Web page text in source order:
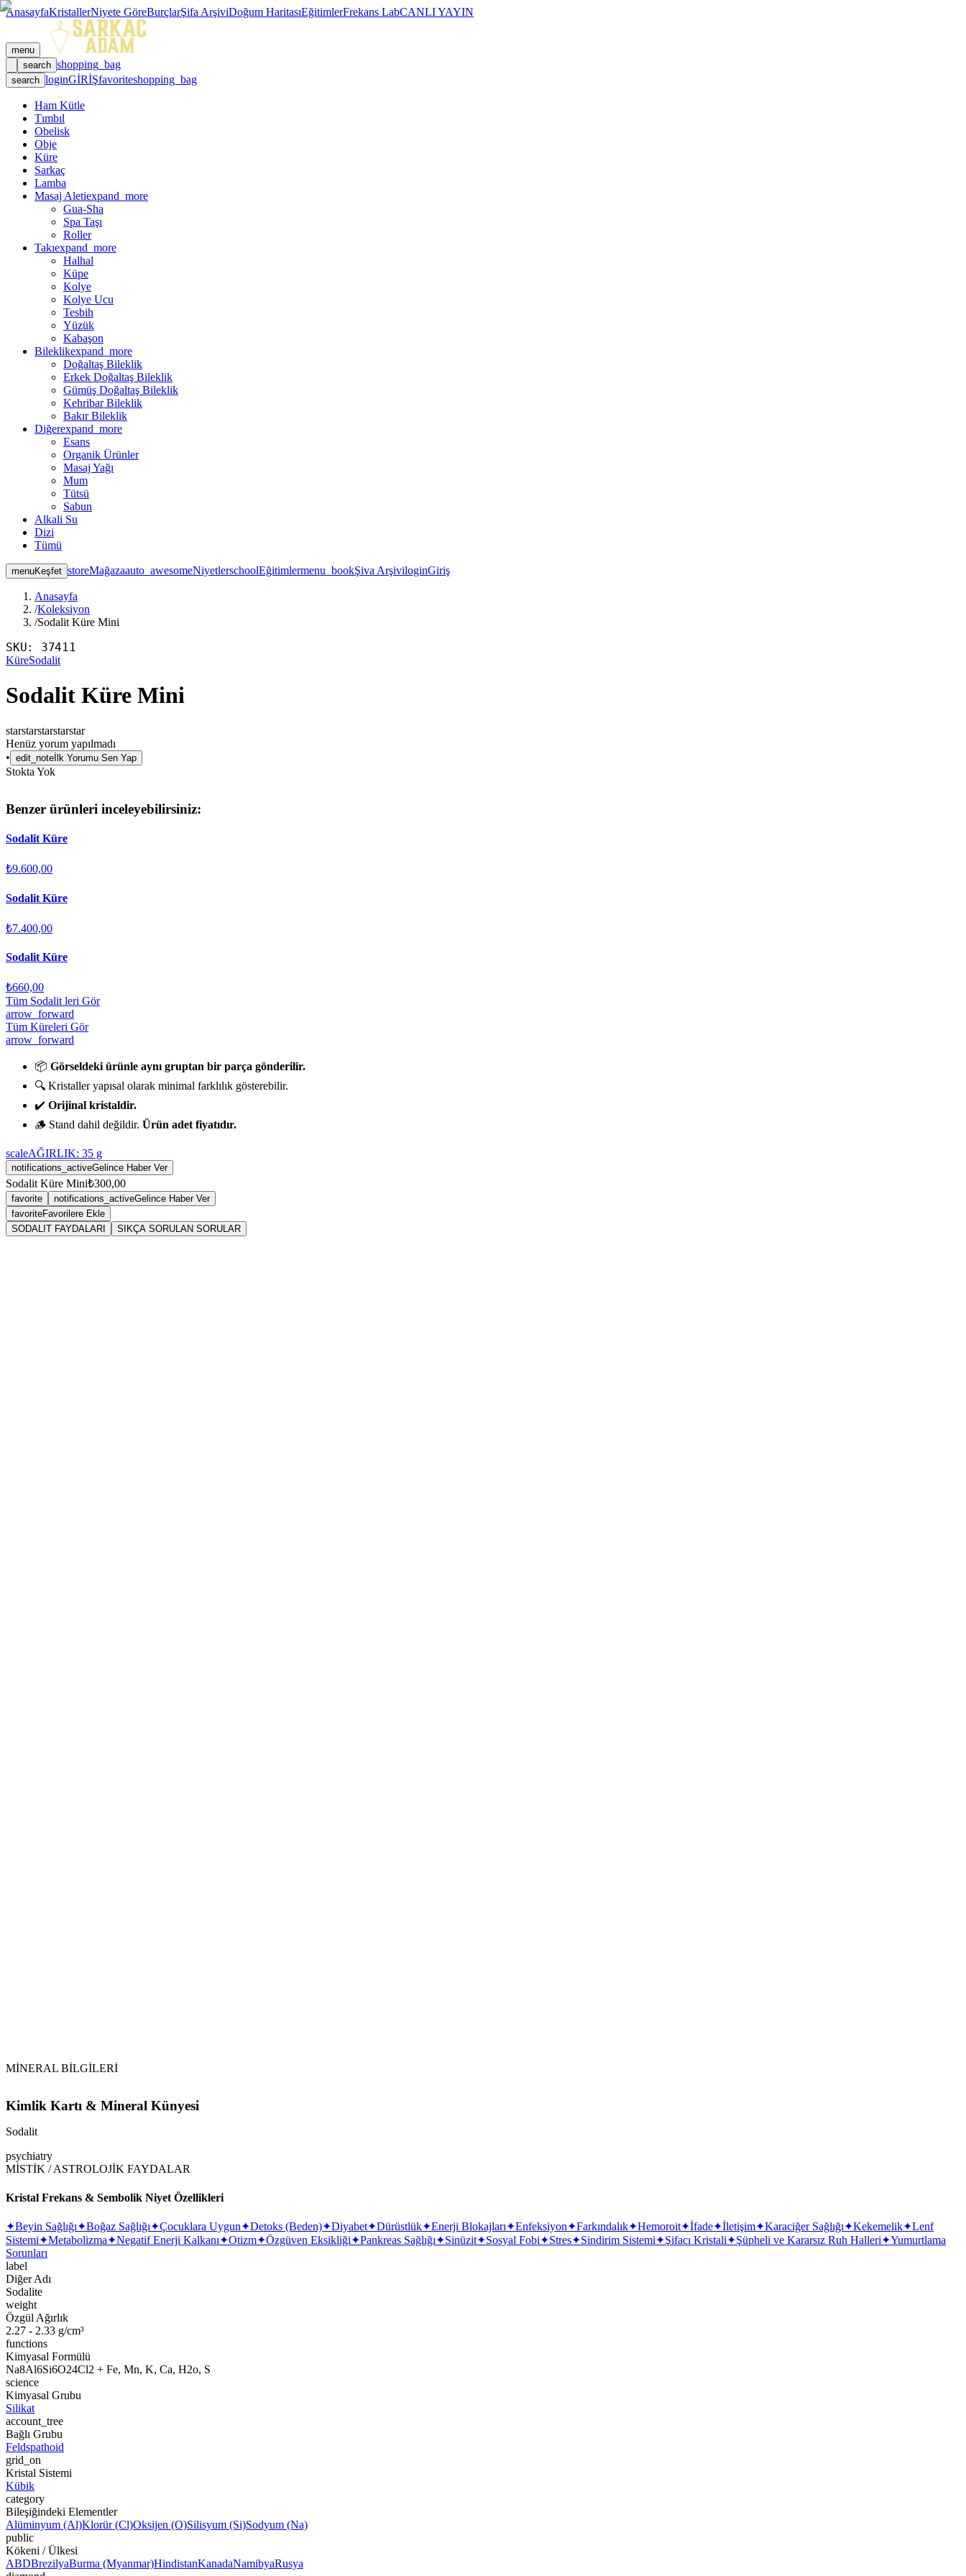
AnasayfaKristallerNiyete GöreBurçlarŞifa ArşiviDoğum HaritasıEğitimlerFrekans LabCANLI YAYIN
menu
search shopping_bag
search loginGİRİŞfavoriteshopping_bag
Ham Kütle
Tımbıl
Obelisk
Obje
Küre
Sarkaç
Lamba
Masaj Aletiexpand_more
Gua-Sha
Spa Taşı
Roller
Takıexpand_more
Halhal
Küpe
Kolye
Kolye Ucu
Tesbih
Yüzük
Kabaşon
Bileklikexpand_more
Doğaltaş Bileklik
Erkek Doğaltaş Bileklik
Gümüş Doğaltaş Bileklik
Kehribar Bileklik
Bakır Bileklik
Diğerexpand_more
Esans
Organik Ürünler
Masaj Yağı
Mum
Tütsü
Sabun
Alkali Su
Dizi
Tümü
menuKeşfet storeMağazaauto_awesomeNiyetlerschoolEğitimlermenu_bookŞiva ArşiviloginGiriş
Anasayfa
/Koleksiyon
/Sodalit Küre Mini
SKU: 37411
KüreSodalit
Sodalit Küre Mini
starstarstarstarstar
Henüz yorum yapılmadı
• edit_note İlk Yorumu Sen Yap
Stokta Yok
Benzer ürünleri inceleyebilirsiniz:
Sodalit Küre
₺9.600,00
Sodalit Küre
₺7.400,00
Sodalit Küre
₺660,00
Tüm Sodalit leri Gör
arrow_forward
Tüm Küreleri Gör
arrow_forward
📦 Görseldeki ürünle aynı gruptan bir parça gönderilir.
🔍 Kristaller yapısal olarak minimal farklılık gösterebilir.
✔️ Orijinal kristaldir.
🪵 Stand dahil değildir. Ürün adet fiyatıdır.
scaleAĞIRLIK: 35 g
notifications_activeGelince Haber Ver
Sodalit Küre Mini₺300,00
favorite notifications_activeGelince Haber Ver
favoriteFavorilere Ekle
SODALIT FAYDALARI
SIKÇA SORULAN SORULAR
MİNERAL BİLGİLERİ
Kimlik Kartı & Mineral Künyesi
Sodalit
psychiatry
MİSTİK / ASTROLOJİK FAYDALAR
Kristal Frekans & Sembolik Niyet Özellikleri
✦Beyin Sağlığı✦Boğaz Sağlığı✦Çocuklara Uygun✦Detoks (Beden)✦Diyabet✦Dürüstlük✦Enerji Blokajları✦Enfeksiyon✦Farkındalık✦Hemoroit✦İfade✦İletişim✦Karaciğer Sağlığı✦Kekemelik✦Lenf
Sistemi✦Metabolizma✦Negatif Enerji Kalkanı✦Otizm✦Özgüven Eksikliği✦Pankreas Sağlığı✦Sinüzit✦Sosyal Fobi✦Stres✦Sindirim Sistemi✦Şifacı Kristali✦Şüpheli ve Kararsız Ruh Halleri✦Yumurtlama
Sorunları
label
Diğer Adı
Sodalite
weight
Özgül Ağırlık
2.27 - 2.33 g/cm³
functions
Kimyasal Formülü
Na8Al6Si6O24Cl2 + Fe, Mn, K, Ca, H2o, S
science
Kimyasal Grubu
Silikat
account_tree
Bağlı Grubu
Feldspathoid
grid_on
Kristal Sistemi
Kübik
category
Bileşiğindeki Elementler
Alüminyum (Al)Klorür (Cl)Oksijen (O)Silisyum (Si)Sodyum (Na)
public
Kökeni / Ülkesi
ABDBrezilyaBurma (Myanmar)HindistanKanadaNamibyaRusya